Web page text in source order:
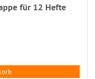
für 12 Hefte